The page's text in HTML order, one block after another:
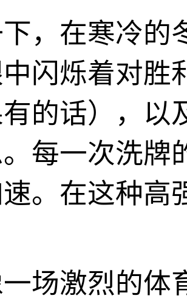
，在寒冷的
闪烁着对胜
有的话），
每一次洗牌
。在这种高
场激烈的体